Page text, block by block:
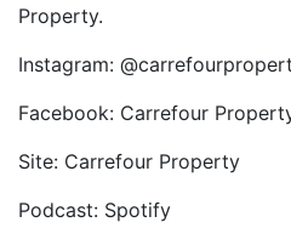
Property.
Instagram:
Facebook: Carrefour
Site: Carrefour Property
Podcast: Spotify